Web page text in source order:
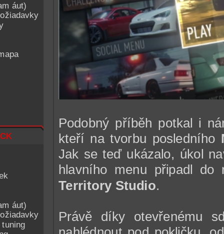
áut)
áut)
Podobný příběh potkal i
kteří na tvorbu posledního
Jak se teď ukázalo, úkol
hlavního menu připadl do
Territory Studio.
Právě díky otevřenému